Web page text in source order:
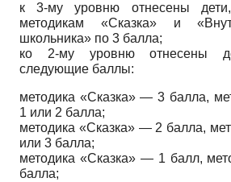
к 3-му уровню отнесены
методикам «Сказка» и
школьника» по 3 балла;
ко 2-му уровню отнесены
следующие баллы:
методика «Сказка» — 3 балла,
1 или 2 балла;
методика «Сказка» — 2 балла,
или 3 балла;
методика «Сказка» — 1 балл,
балла;